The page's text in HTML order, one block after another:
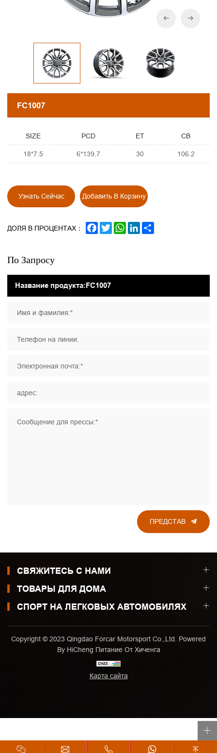
FC1007
SIZE PCD ET
CB
18*7.5
6*139.7 30 106.2
Узнать Сейчас Добавить В Корзину
ДОЛЯ В ПРОЦЕНТАХ： FACEBOOK
TWITTERWHATSAPP
LINKEDIN
По Запросу
Имя и фамилия:*
Телефон на линии:
Электронная почта:*
адрес:
Сообщение для прессы:*
ПРЕДСТАВ
СВЯЖИТЕСЬ С НАМИ
ТОВАРЫ ДЛЯ ДОМА
СПОРТ НА ЛЕГКОВЫХ АВТОМОБИЛЯХ
Copyright © 2023 Qingdao Forcar Motorsport Co.,Ltd. Powered
By HiCheng Питание От Хиченга
Карта сайта